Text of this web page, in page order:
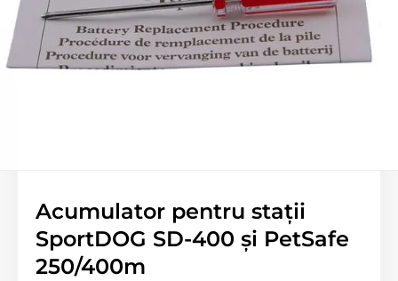
Acumulator pentru stații
SportDOG SD-400 și PetSafe
250/400m